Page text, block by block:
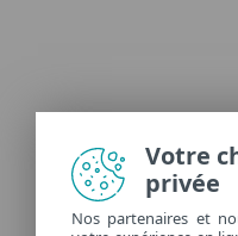
Votre
privée
Nos partenaires et